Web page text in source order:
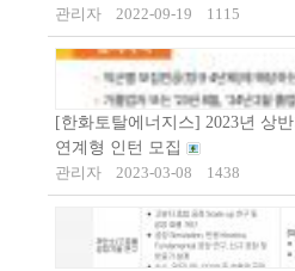
관리자
2022-09-19 1115
[한화토탈에너지스] 2023년 상
연계형 인턴 모집
관리자
2023-03-08 1438